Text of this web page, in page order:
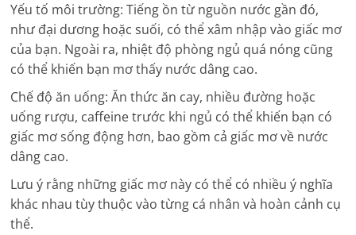
Yếu tố môi trường: Tiếng ồn từ nguồn nước gần đó,
như đại dương hoặc suối, có thể xâm nhập vào giấc mơ
của bạn. Ngoài ra, nhiệt độ phòng ngủ quá nóng cũng
có thể khiến bạn mơ thấy nước dâng cao.
Chế độ ăn uống: Ăn thức ăn cay, nhiều đường hoặc
uống rượu, caffeine trước khi ngủ có thể khiến bạn có
giấc mơ sống động hơn, bao gồm cả giấc mơ về nước
dâng cao.
Lưu ý rằng những giấc mơ này có thể có nhiều ý nghĩa
khác nhau tùy thuộc vào từng cá nhân và hoàn cảnh cụ
thể.